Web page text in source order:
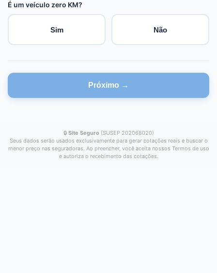
É um veículo zero KM?
Sim Não
Próximo →
🔒 Site Seguro (SUSEP 202068020)
Seus dados serão usados exclusivamente para gerar cotações reais e buscar o
menor preço nas seguradoras. Ao preencher, você aceita nossos Termos de uso
e autoriza o recebimento das cotações.